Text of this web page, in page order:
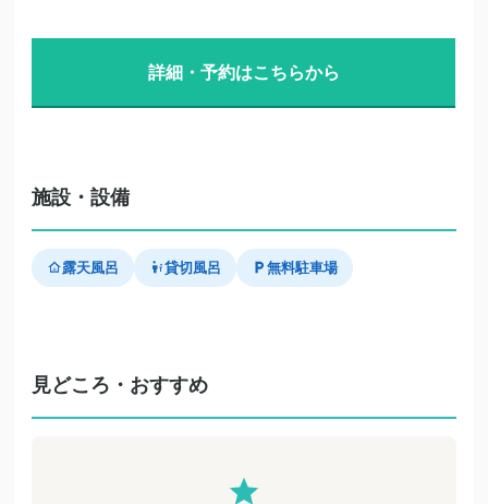
詳細・予約はこちらから
施設・設備
露天風呂 貸切風呂 無料駐車場
見どころ・おすすめ